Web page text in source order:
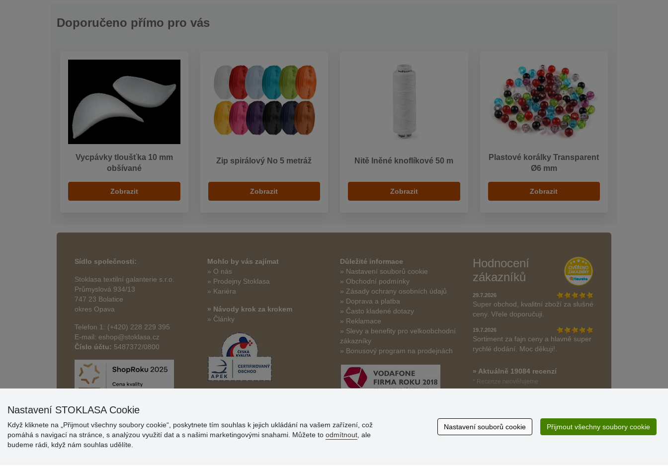
Doporučeno přímo pro vás
Vycpávky tloušťka 10 mm
obšívané
Zobrazit
Zip spirálový No 5 metráž
Zobrazit
Nitě lněné knoflíkové 50 m
Zobrazit
Plastové korálky Transparent
Ø6 mm
Zobrazit
Sídlo společnosti:
Stoklasa textilní galanterie s.r.o.
Průmyslová 934/13
747 23 Bolatice
okres Opava
Telefon 1: (+420) 228 229 395
E-mail: eshop@stoklasa.cz
Číslo účtu: 5487372/0800
Mohlo by vás zajímat
» O nás
» Prodejny Stoklasa
» Kariéra
» Návody krok za krokem
» Články
Důležité informace
» Nastavení souborů cookie
» Obchodní podmínky
» Zásady ochrany osobních údajů
» Doprava a platba
» Často kladené dotazy
» Reklamace
» Slevy a benefity pro velkoobchodní
zákazníky
» Bonusový program na prodejnách
Hodnocení
zákazníků
29.7.2026
Super obchod, kvalitní zboží za slušné
ceny. Vřele doporučuji.
19.7.2026
Sortiment za fajn ceny a hlavně super
rychlé dodání. Moc děkuji!.
» Aktuálně 19084 recenzí
* Recenze neověřujeme
Nastavení STOKLASA Cookie
Když kliknete na „Přijmout všechny soubory cookie“, poskytnete tím souhlas k jejich ukládání na vašem zařízení, což
pomáhá s navigací na stránce, s analýzou využití dat a s našimi marketingovými snahami. Můžete to odmítnout , ale
budeme rádi, když nám souhlas udělíte.
Nastavení souborů cookie Přijmout všechny soubory cookie